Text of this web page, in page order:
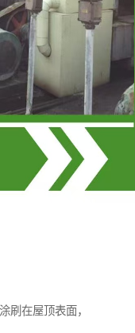
刷在屋顶表面，